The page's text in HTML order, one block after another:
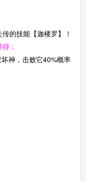
的技能【迦楼罗】！
：
神，击败它40%概率